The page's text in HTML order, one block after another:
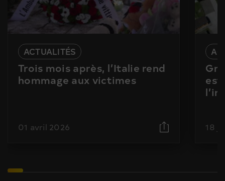
ACTUALITÉS
Trois mois après, l’Italie rend
hommage aux victimes
01 avril 2026
est
18